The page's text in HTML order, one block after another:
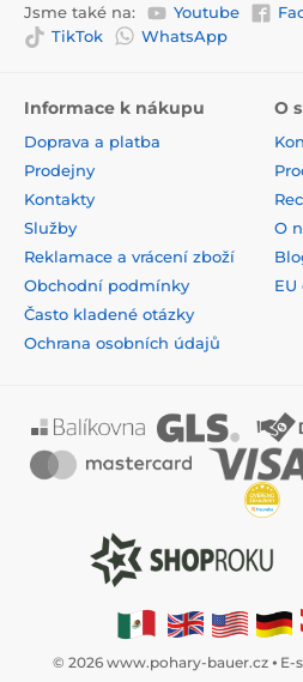
Jsme také na: Youtube
TikTok
WhatsApp
Informace k nákupu
Doprava a platba
Prodejny
Kontakty
Služby
Reklamace a vrácení zboží
Obchodní podmínky
Často kladené otázky
Ochrana osobních údajů
O
O
EU
© 2026 www.pohary-bauer.cz ⦁ E-